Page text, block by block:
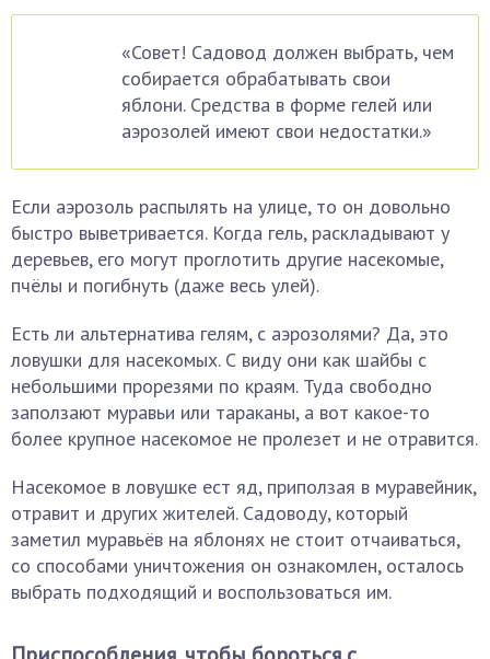
«Совет! Садовод должен выбрать, чем
собирается обрабатывать свои
яблони. Средства в форме гелей или
аэрозолей имеют свои недостатки.»
Если аэрозоль распылять на улице, то он довольно
быстро выветривается. Когда гель, раскладывают у
деревьев, его могут проглотить другие насекомые,
пчёлы и погибнуть (даже весь улей).
Есть ли альтернатива гелям, с аэрозолями? Да, это
ловушки для насекомых. С виду они как шайбы с
небольшими прорезями по краям. Туда свободно
заползают муравьи или тараканы, а вот какое-то
более крупное насекомое не пролезет и не отравится.
Насекомое в ловушке ест яд, приползая в муравейник,
отравит и других жителей. Садоводу, который
заметил муравьёв на яблонях не стоит отчаиваться,
со способами уничтожения он ознакомлен, осталось
выбрать подходящий и воспользоваться им.